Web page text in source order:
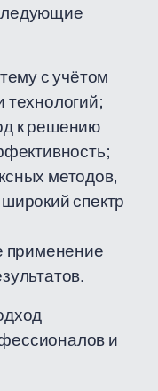
с учётом
к решению
методов,
спектр
применение
и